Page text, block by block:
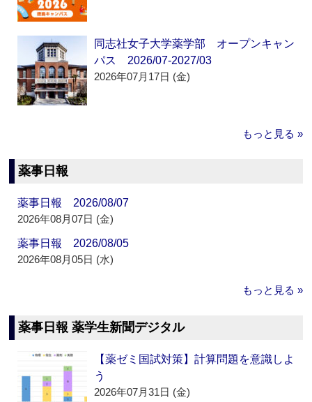
同志社女子大学薬学部 オープンキャン
パス 2026/07-2027/03
2026年07月17日 (金)
もっと見る »
薬事日報
薬事日報 2026/08/07
2026年08月07日 (金)
薬事日報 2026/08/05
2026年08月05日 (水)
もっと見る »
薬事日報 薬学生新聞デジタル
【薬ゼミ国試対策】計算問題を意識しよ
う
2026年07月31日 (金)